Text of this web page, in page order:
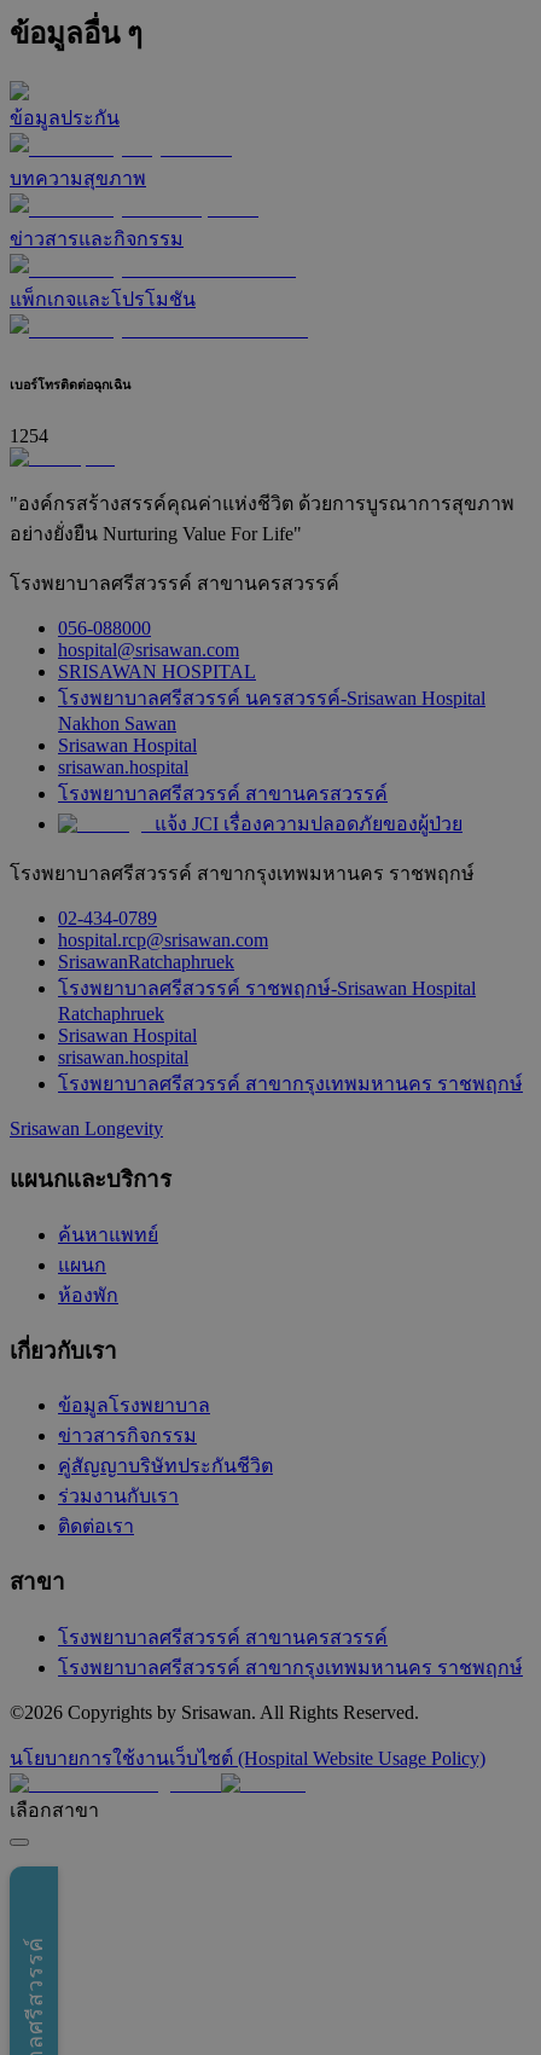
ข้อมูลอื่น ๆ
ข้อมูลประกัน
บทความสุขภาพ
ข่าวสารและกิจกรรม
แพ็กเกจและโปรโมชัน
เบอร์โทรติดต่อฉุกเฉิน
1254
"องค์กรสร้างสรรค์คุณค่าแห่งชีวิต ด้วยการบูรณาการสุขภาพ
อย่างยั่งยืน Nurturing Value For Life"
โรงพยาบาลศรีสวรรค์ สาขานครสวรรค์
056-088000
hospital@srisawan.com
SRISAWAN HOSPITAL
โรงพยาบาลศรีสวรรค์ นครสวรรค์-Srisawan Hospital
Nakhon Sawan
Srisawan Hospital
srisawan.hospital
โรงพยาบาลศรีสวรรค์ สาขานครสวรรค์
แจ้ง JCI เรื่องความปลอดภัยของผู้ป่วย
โรงพยาบาลศรีสวรรค์ สาขากรุงเทพมหานคร ราชพฤกษ์
02-434-0789
hospital.rcp@srisawan.com
SrisawanRatchaphruek
โรงพยาบาลศรีสวรรค์ ราชพฤกษ์-Srisawan Hospital
Ratchaphruek
Srisawan Hospital
srisawan.hospital
โรงพยาบาลศรีสวรรค์ สาขากรุงเทพมหานคร ราชพฤกษ์
Srisawan Longevity
แผนกและบริการ
ค้นหาแพทย์
แผนก
ห้องพัก
เกี่ยวกับเรา
ข้อมูลโรงพยาบาล
ข่าวสารกิจกรรม
คู่สัญญาบริษัทประกันชีวิต
ร่วมงานกับเรา
ติดต่อเรา
สาขา
โรงพยาบาลศรีสวรรค์ สาขานครสวรรค์
โรงพยาบาลศรีสวรรค์ สาขากรุงเทพมหานคร ราชพฤกษ์
©2026 Copyrights by Srisawan. All Rights Reserved.
นโยบายการใช้งานเว็บไซต์ (Hospital Website Usage Policy)
เลือกสาขา